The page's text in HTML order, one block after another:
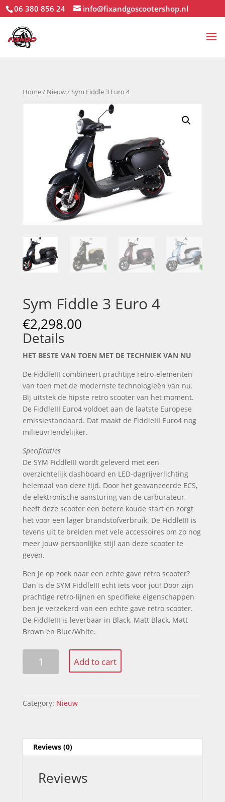
06 380 856 24 info@fixandgoscootershop.nl
Home/ Nieuw/ Sym Fiddle 3 Euro 4
Sym Fiddle 3 Euro 4
€2,298.00
Details
HET BESTE VAN TOEN MET DE TECHNIEK VAN NU
De FiddleIII combineert prachtige retro-elementen
van toen met de modernste technologieën van nu.
Bij uitstek de hipste retro scooter van het moment.
De FiddleIII Euro4 voldoet aan de laatste Europese
emissiestandaard. Dat maakt de FiddleIII Euro4 nog
milieuvriendelijker.
Specificaties
De SYM FiddleIII wordt geleverd met een
overzichtelijk dashboard en LED-dagrijverlichting
helemaal van deze tijd. Door het geavanceerde ECS,
de elektronische aansturing van de carburateur,
heeft deze scooter een betere koude start en zorgt
het voor een lager brandstofverbruik. De FiddleIII is
tevens uit te breiden met vele accessoires om zo nog
meer jouw persoonlijke stijl aan deze scooter te
geven.
Ben je op zoek naar een echte gave retro scooter?
Dan is de SYM FiddleIII echt iets voor jou! Door zijn
prachtige retro-lijnen en specifieke eigenschappen
ben je verzekerd van een echte gave retro scooter.
De FiddleIII is leverbaar in Black, Matt Black, Matt
Brown en Blue/White.
Fiddle
4
Add to cart
Category: Nieuw
Reviews (0)
Reviews